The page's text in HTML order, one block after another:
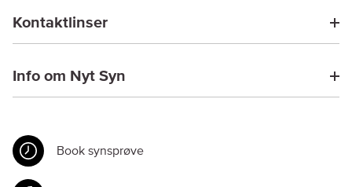
Kontaktlinser
Info om Nyt Syn
Book synsprøve